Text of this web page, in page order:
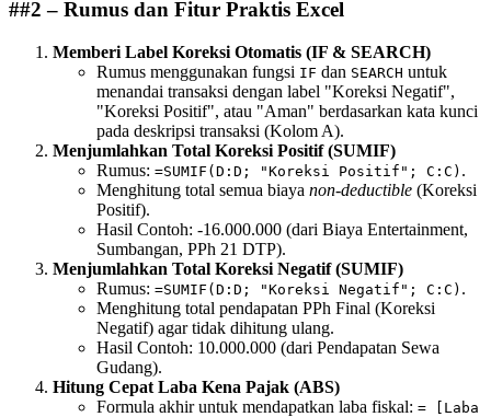
##2 – Rumus dan Fitur Praktis Excel
Memberi Label Koreksi Otomatis (IF & SEARCH)
Rumus menggunakan fungsi IF dan SEARCH untuk
menandai transaksi dengan label "Koreksi Negatif",
"Koreksi Positif", atau "Aman" berdasarkan kata kunci
pada deskripsi transaksi (Kolom A).
Menjumlahkan Total Koreksi Positif (SUMIF)
Rumus: =SUMIF(D:D; "Koreksi Positif"; C:C) .
Menghitung total semua biaya non-deductible (Koreksi
Positif).
Hasil Contoh: -16.000.000 (dari Biaya Entertainment,
Sumbangan, PPh 21 DTP).
Menjumlahkan Total Koreksi Negatif (SUMIF)
Rumus: =SUMIF(D:D; "Koreksi Negatif"; C:C) .
Menghitung total pendapatan PPh Final (Koreksi
Negatif) agar tidak dihitung ulang.
Hasil Contoh: 10.000.000 (dari Pendapatan Sewa
Gudang).
Hitung Cepat Laba Kena Pajak (ABS)
Formula akhir untuk mendapatkan laba fiskal: = [Laba